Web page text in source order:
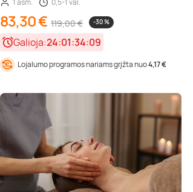
1 asm.
0,5-1 val.
83,30 € 119,00 € -30 %
Galioja:24:01:34:09
Lojalumo programos nariams grįžta nuo4,17 €